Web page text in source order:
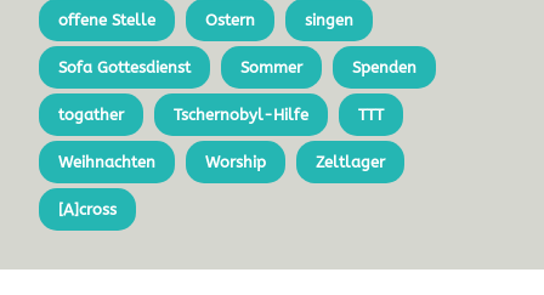
offene Stelle Ostern singen
Sofa Gottesdienst Sommer Spenden
togather Tschernobyl-Hilfe TTT
Weihnachten Worship Zeltlager
[A]cross